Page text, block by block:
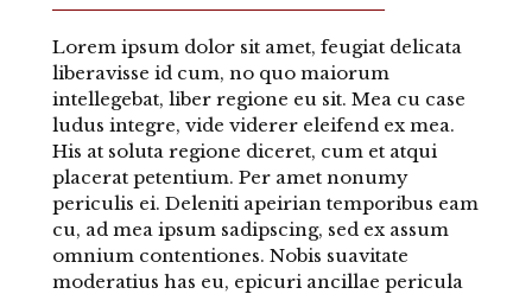
Lorem ipsum dolor sit amet, feugiat delicata
liberavisse id cum, no quo maiorum
intellegebat, liber regione eu sit. Mea cu case
ludus integre, vide viderer eleifend ex mea.
His at soluta regione diceret, cum et atqui
placerat petentium. Per amet nonumy
periculis ei. Deleniti apeirian temporibus eam
cu, ad mea ipsum sadipscing, sed ex assum
omnium contentiones. Nobis suavitate
moderatius has eu, epicuri ancillae pericula